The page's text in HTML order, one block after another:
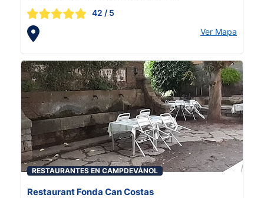
42 / 5
Ver Mapa
RESTAURANTES EN CAMPDEVÀNOL
Restaurant Fonda Can Costas